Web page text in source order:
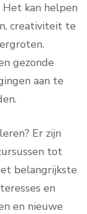
kan helpen
creativiteit te
gezonde
aan te
Er zijn
tot
belangrijkste
en
en nieuwe